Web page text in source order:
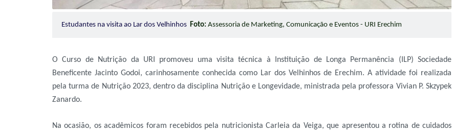
Estudantes na visita ao Lar dos Velhinhos Foto: Assessoria de Marketing, Comunicação e Eventos - URI Erechim
O Curso de Nutrição da URI promoveu uma visita técnica à Instituição de Longa Permanência (ILP) Sociedade
Beneficente Jacinto Godoi, carinhosamente conhecida como Lar dos Velhinhos de Erechim. A atividade foi realizada
pela turma de Nutrição 2023, dentro da disciplina Nutrição e Longevidade, ministrada pela professora Vivian P. Skzypek
Zanardo.
Na ocasião, os acadêmicos foram recebidos pela nutricionista Carleia da Veiga, que apresentou a rotina de cuidados